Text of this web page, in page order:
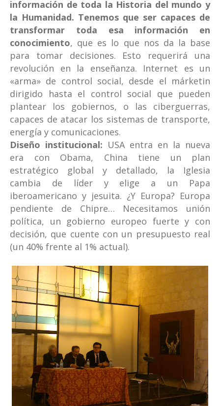
información de toda la Historia del mundo y
la Humanidad. Tenemos que ser capaces de
transformar toda esa información en
conocimiento, que es lo que nos da la base
para tomar decisiones. Esto requerirá una
revolución en la enseñanza. Internet es un
«arma» de control social, desde el márketin
dirigido hasta el control social que pueden
plantear los gobiernos, o las ciberguerras,
capaces de atacar los sistemas de transporte,
energía y comunicaciones.
Diseño institucional: USA entra en la nueva
era con Obama, China tiene un plan
estratégico global y detallado, la Iglesia
cambia de líder y elige a un Papa
iberoamericano y jesuita. ¿Y Europa? Europa
pendiente de Chipre… Necesitamos unión
política, un gobierno europeo fuerte y con
decisión, que cuente con un presupuesto real
(un 40% frente al 1% actual).